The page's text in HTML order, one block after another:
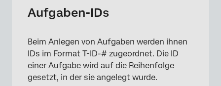
Aufgaben-IDs
Beim Anlegen von Aufgaben werden ihnen
IDs im Format T-ID-# zugeordnet. Die ID
einer Aufgabe wird auf die Reihenfolge
gesetzt, in der sie angelegt wurde.